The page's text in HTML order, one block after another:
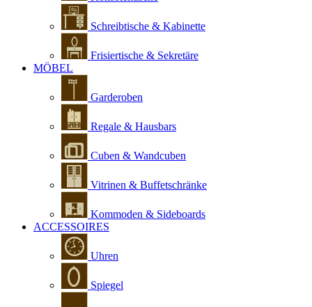
Schreibtische & Kabinette
Frisiertische & Sekretäre
MÖBEL
Garderoben
Regale & Hausbars
Cuben & Wandcuben
Vitrinen & Buffetschränke
Kommoden & Sideboards
ACCESSOIRES
Uhren
Spiegel